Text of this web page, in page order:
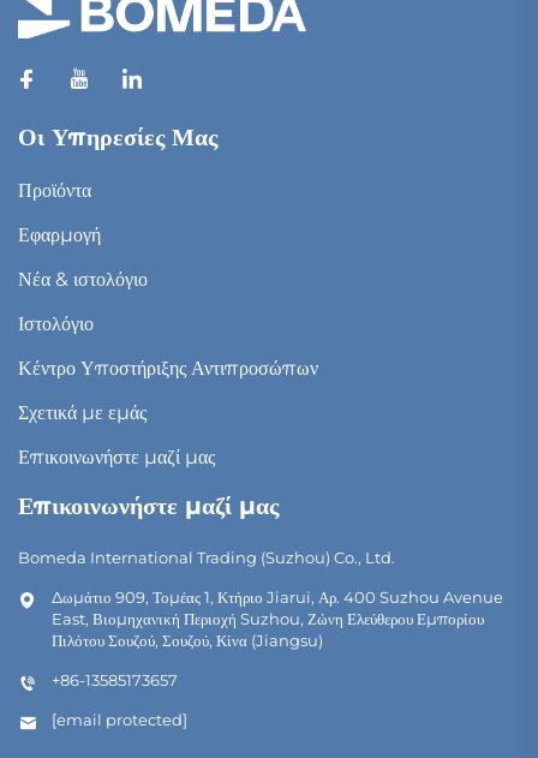
Οι Υπηρεσίες Μας
Προϊόντα
Εφαρμογή
Νέα & ιστολόγιο
Ιστολόγιο
Κέντρο Υποστήριξης Αντιπροσώπων
Σχετικά με εμάς
Επικοινωνήστε μαζί μας
Επικοινωνήστε μαζί μας
Bomeda International Trading (Suzhou) Co., Ltd.
Δωμάτιο 909, Τομέας 1, Κτήριο Jiarui, Αρ. 400 Suzhou Avenue
East, Βιομηχανική Περιοχή Suzhou, Ζώνη Ελεύθερου Εμπορίου
Πιλότου Σουζού, Σουζού, Κίνα (Jiangsu)
+86-13585173657
[email protected]